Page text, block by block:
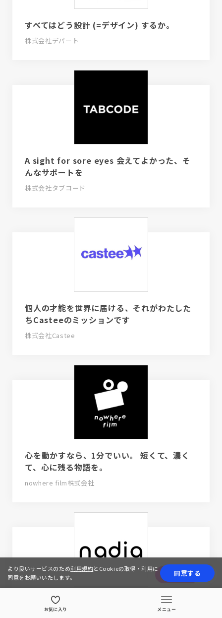
お気に入り メニュー
応募する
すべてはどう設計 (=デザイン) するか。
株式会社デパート
A sight for sore eyes 会えてよかった、そ
んなサポートを
株式会社タブコード
個人の才能を世界に届ける、それがわたした
ちCasteeのミッションです
株式会社Castee
心を動かすなら、1分でいい。 短くて、濃く
て、心に残る物語を。
nowhere film株式会社
Design for everyone
より良いサービスのため利用規約とCookieの取得・利用に
同意をお願いいたします。
同意する